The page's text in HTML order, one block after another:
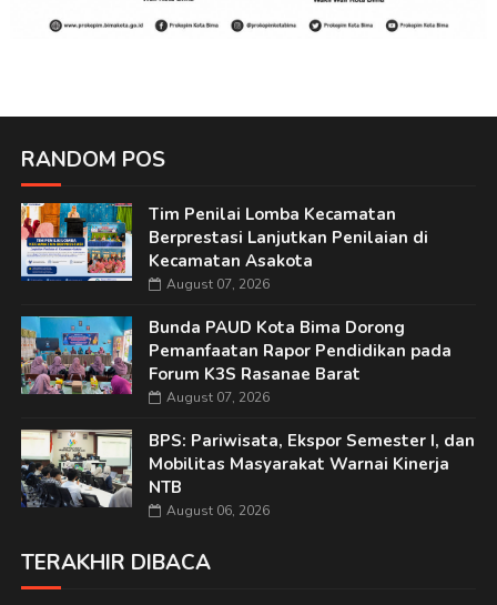
RANDOM POS
Tim Penilai Lomba Kecamatan
Berprestasi Lanjutkan Penilaian di
Kecamatan Asakota
August 07, 2026
Bunda PAUD Kota Bima Dorong
Pemanfaatan Rapor Pendidikan pada
Forum K3S Rasanae Barat
August 07, 2026
BPS: Pariwisata, Ekspor Semester I, dan
Mobilitas Masyarakat Warnai Kinerja
NTB
August 06, 2026
TERAKHIR DIBACA